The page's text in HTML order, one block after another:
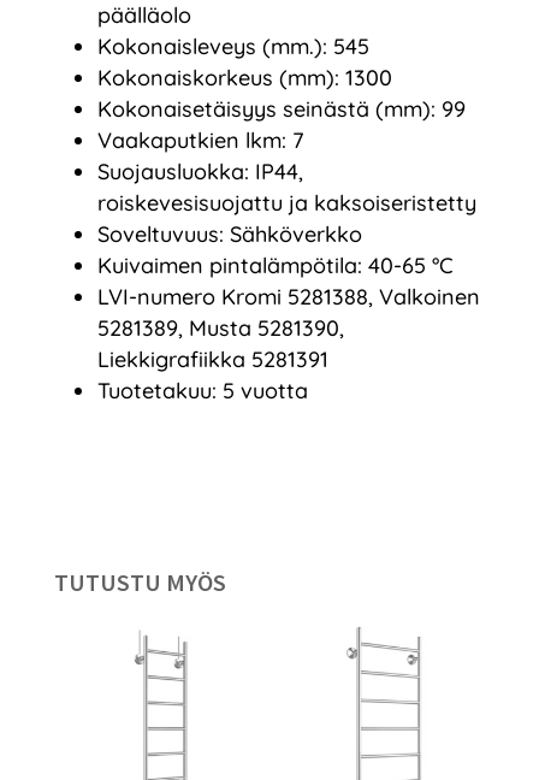
päälläolo
Kokonaisleveys (mm.): 545
Kokonaiskorkeus (mm): 1300
Kokonaisetäisyys seinästä (mm): 99
Vaakaputkien lkm: 7
Suojausluokka: IP44,
roiskevesisuojattu ja kaksoiseristetty
Soveltuvuus: Sähköverkko
Kuivaimen pintalämpötila: 40-65 °C
LVI-numero Kromi 5281388, Valkoinen
5281389, Musta 5281390,
Liekkigrafiikka 5281391
Tuotetakuu: 5 vuotta
TUTUSTU MYÖS